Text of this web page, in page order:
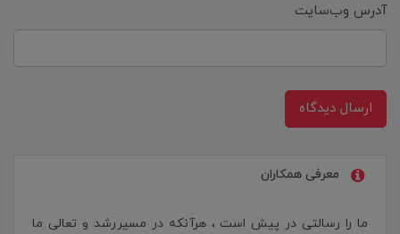
آدرس وب‌سایت
ارسال دیدگاه
معرفی همکاران
ما را رسالتی در پیش است ، هرآنکه در مسیررشد و تعالی ما